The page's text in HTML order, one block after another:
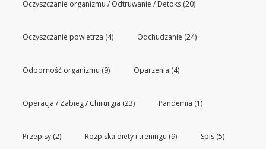
Oczyszczanie organizmu / Odtruwanie / Detoks (20)
Oczyszczanie powietrza (4) Odchudzanie (24)
Odporność organizmu (9) Oparzenia (4)
Operacja / Zabieg / Chirurgia (23) Pandemia (1)
Przepisy (2) Rozpiska diety i treningu (9) Spis (5)